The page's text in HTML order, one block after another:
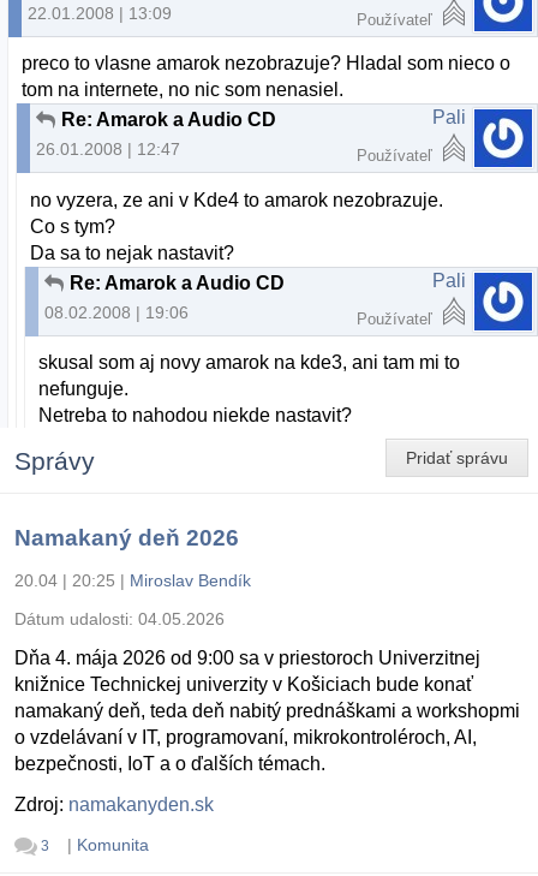
22.01.2008 | 13:09 Používateľ
preco to vlasne amarok nezobrazuje? Hladal som nieco o
tom na internete, no nic som nenasiel.
Re: Amarok a Audio CD
26.01.2008 | 12:47
Pali
Používateľ
no vyzera, ze ani v Kde4 to amarok nezobrazuje.
Co s tym?
Da sa to nejak nastavit?
Re: Amarok a Audio CD
08.02.2008 | 19:06
Pali
Používateľ
skusal som aj novy amarok na kde3, ani tam mi to
nefunguje.
Netreba to nahodou niekde nastavit?
Pridať správu
Správy
Namakaný deň 2026
20.04 | 20:25 | Miroslav Bendík
Dátum udalosti: 04.05.2026
Dňa 4. mája 2026 od 9:00 sa v priestoroch Univerzitnej
knižnice Technickej univerzity v Košiciach bude konať
namakaný deň, teda deň nabitý prednáškami a workshopmi
o vzdelávaní v IT, programovaní, mikrokontroléroch, AI,
bezpečnosti, IoT a o ďalších témach.
Zdroj: namakanyden.sk
3 | Komunita